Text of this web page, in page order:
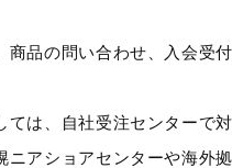
品の問い合わせ、入会受
は、自社受注センターで
アショアセンターや海外